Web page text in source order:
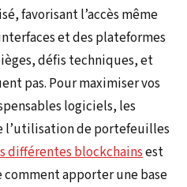
favorisant l’accès même
et des plateformes
défis techniques, et
pas. Pour maximiser vos
logiciels, les
l’utilisation de portefeuilles
différentes blockchainsest
apporter une base